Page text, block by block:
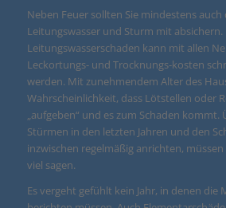
Neben Feuer sollten Sie mindestens auch
Leitungswasser und Sturm mit absichern.
Leitungswasserschaden kann mit allen
Leckortungs- und Trocknungs-kosten
werden. Mit zunehmendem Alter des
Wahrscheinlichkeit, dass Lötstellen oder
„aufgeben“ und es zum Schaden
Stürmen in den letzten Jahren und den
inzwischen regelmäßig anrichten,
viel sagen.
Es vergeht gefühlt kein Jahr, in denen die